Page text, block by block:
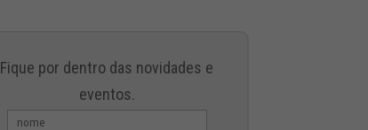
Fique por dentro das novidades e
eventos.